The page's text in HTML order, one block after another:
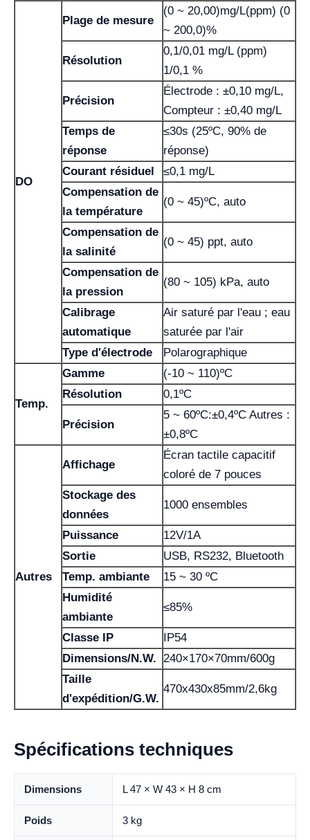
DO
Plage de mesure
(0 ~ 20,00)mg/L(ppm) (0
~ 200,0)%
Résolution
0,1/0,01 mg/L (ppm)
1/0,1 %
Précision
Électrode : ±0,10 mg/L,
Compteur : ±0,40 mg/L
Temps de
réponse
≤30s (25ºC, 90% de
réponse)
Courant résiduel
≤0,1 mg/L
Compensation de
la température
(0 ~ 45)ºC, auto
Compensation de
la salinité
(0 ~ 45) ppt, auto
Compensation de
la pression
(80 ~ 105) kPa, auto
Calibrage
automatique
Air saturé par l'eau ; eau
saturée par l'air
Type d'électrode
Polarographique
Temp.
Gamme
(-10 ~ 110)ºC
Résolution
0,1ºC
Précision
5 ~ 60ºC:±0,4ºC Autres :
±0,8ºC
Autres
Affichage
Écran tactile capacitif
coloré de 7 pouces
Stockage des
données
1000 ensembles
Puissance
12V/1A
Sortie
USB, RS232, Bluetooth
Temp. ambiante
15 ~ 30 ºC
Humidité
ambiante
≤85%
Classe IP
IP54
Dimensions/N.W. 240×170×70mm/600g
Taille
d'expédition/G.W.
470x430x85mm/2,6kg
Spécifications techniques
Dimensions L 47 × W 43 × H 8 cm
Poids 3 kg